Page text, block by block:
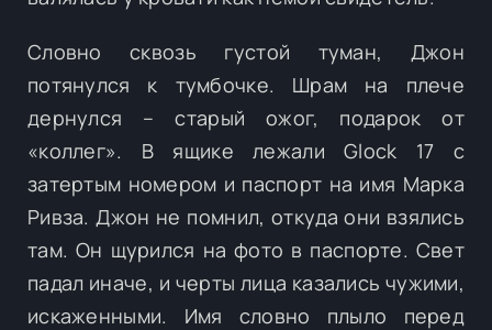
Словно сквозь густой туман, Джон
потянулся к тумбочке. Шрам на плече
дернулся – старый ожог, подарок от
«коллег». В ящике лежали Glock 17 с
затертым номером и паспорт на имя Марка
Ривза. Джон не помнил, откуда они взялись
там. Он щурился на фото в паспорте. Свет
падал иначе, и черты лица казались чужими,
искаженными. Имя словно плыло перед